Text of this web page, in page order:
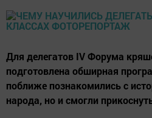
Для делегатов IV Форума
подготовлена обширная
поближе познакомились с
народа, но и смогли